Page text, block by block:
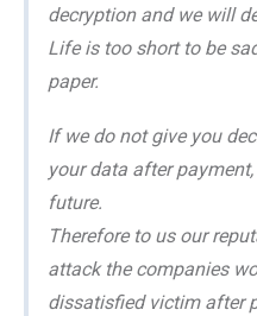
decryption and we will
Life is too short to be
paper.
If we do not give you
your data after
future.
Therefore to us our
attack the companies
dissatisfied victim after